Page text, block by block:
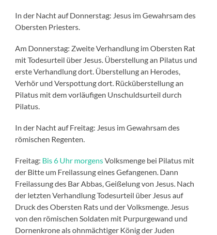
In der Nacht auf Donnerstag: Jesus im Gewahrsam des
Obersten Priesters.
Am Donnerstag: Zweite Verhandlung im Obersten Rat
mit Todesurteil über Jesus. Überstellung an Pilatus und
erste Verhandlung dort. Überstellung an Herodes,
Verhör und Verspottung dort. Rücküberstellung an
Pilatus mit dem vorläufigen Unschuldsurteil durch
Pilatus.
In der Nacht auf Freitag: Jesus im Gewahrsam des
römischen Regenten.
Freitag: Bis 6 Uhr morgensVolksmenge bei Pilatus mit
der Bitte um Freilassung eines Gefangenen. Dann
Freilassung des Bar Abbas, Geißelung von Jesus. Nach
der letzten Verhandlung Todesurteil über Jesus auf
Druck des Obersten Rats und der Volksmenge. Jesus
von den römischen Soldaten mit Purpurgewand und
Dornenkrone als ohnmächtiger König der Juden